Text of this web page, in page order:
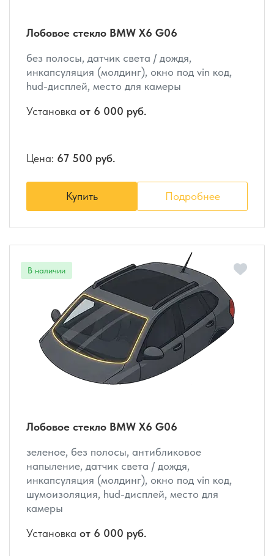
Лобовое стекло BMW X6 G06
без полосы, датчик света / дождя,
инкапсуляция (молдинг), окно под vin код,
hud-дисплей, место для камеры
Установка от 6 000 руб.
Цена: 67 500 руб.
Купить Подробнее
Лобовое стекло BMW X6 G06
зеленое, без полосы, антибликовое
напыление, датчик света / дождя,
инкапсуляция (молдинг), окно под vin код,
шумоизоляция, hud-дисплей, место для
камеры
Установка от 6 000 руб.